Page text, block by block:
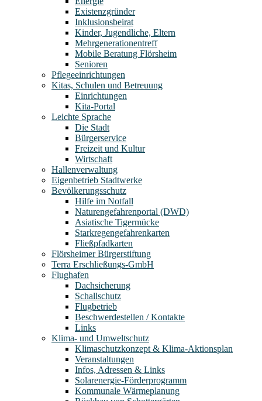
Existenzgründer
Inklusionsbeirat
Kinder, Jugendliche, Eltern
Mehrgenerationentreff
Mobile Beratung Flörsheim
Senioren
Pflegeeinrichtungen
Kitas, Schulen und Betreuung
Einrichtungen
Kita-Portal
Leichte Sprache
Die Stadt
Bürgerservice
Freizeit und Kultur
Wirtschaft
Hallenverwaltung
Eigenbetrieb Stadtwerke
Bevölkerungsschutz
Hilfe im Notfall
Naturengefahrenportal (DWD)
Asiatische Tigermücke
Starkregengefahrenkarten
Fließpfadkarten
Flörsheimer Bürgerstiftung
Terra Erschließungs-GmbH
Flughafen
Dachsicherung
Schallschutz
Flugbetrieb
Beschwerdestellen / Kontakte
Links
Klima- und Umweltschutz
Klimaschutzkonzept & Klima-Aktionsplan
Veranstaltungen
Infos, Adressen & Links
Solarenergie-Förderprogramm
Kommunale Wärmeplanung